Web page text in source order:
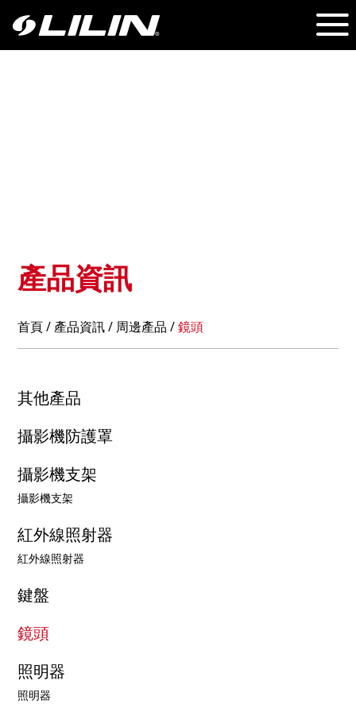
產品資訊
首頁/ 產品資訊/ 周邊產品 /鏡頭
其他產品
攝影機防護罩
攝影機支架
攝影機支架
紅外線照射器
紅外線照射器
鍵盤
鏡頭
照明器
照明器